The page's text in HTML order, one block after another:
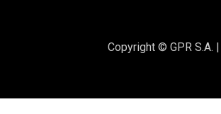
Copyright © GPR S.A. |